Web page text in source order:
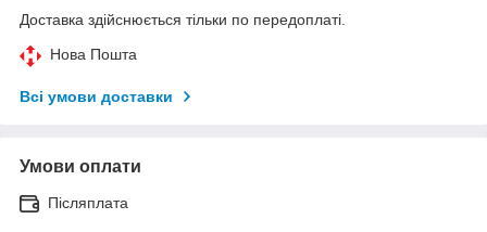
Доставка здійснюється тільки по передоплаті.
Нова Пошта
Всі умови доставки
Умови оплати
Післяплата